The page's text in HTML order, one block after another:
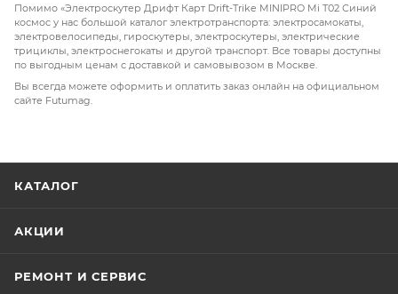
Помимо «Электроскутер Дрифт Карт Drift-Trike MINIPRO Mi T02 Синий
космос у нас большой каталог электротранспорта: электросамокаты,
электровелосипеды, гироскутеры, электроскутеры, электрические
трициклы, электроснегокаты и другой транспорт. Все товары доступны
по выгодным ценам с доставкой и самовывозом в Москве.
Вы всегда можете оформить и оплатить заказ онлайн на официальном
сайте Futumag.
КАТАЛОГ
АКЦИИ
РЕМОНТ И СЕРВИС